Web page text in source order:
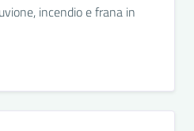
incendio e frana in